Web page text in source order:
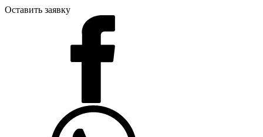
Оставить заявку